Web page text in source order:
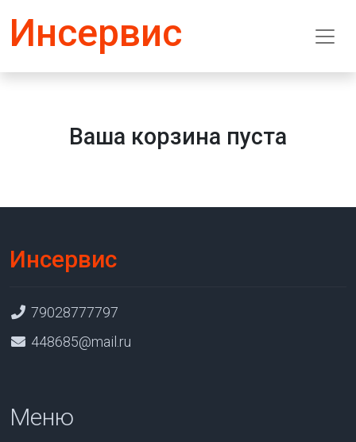
Инсервис
Ваша корзина пуста
Инсервис
79028777797
448685@mail.ru
Меню